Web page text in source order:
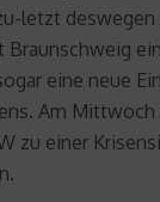
letzt deswegen
Braunschweig
eine neue
Am Mittwoch
zu einer